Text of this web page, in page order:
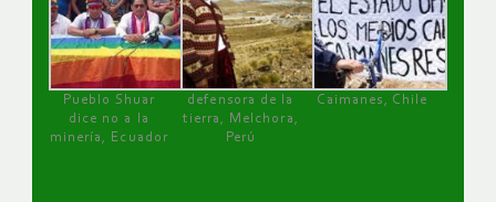
Pueblo Shuar
dice no a la
minería, Ecuador
defensora de la
tierra, Melchora,
Perú
Caimanes, Chile